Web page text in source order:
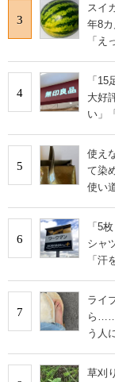
3
スイ
年8
「
4
「
大好
い」
5
使え
て染
使い
6
「5
シャ
「汗
7
ライ
ら……
う人
草刈